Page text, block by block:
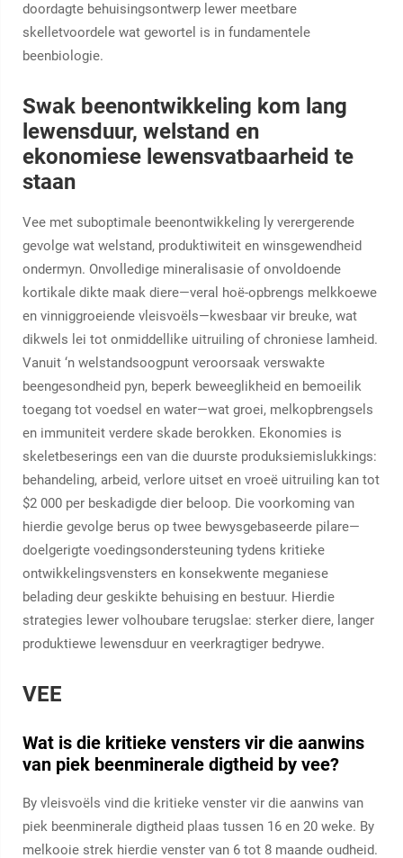
doordagte behuisingsontwerp lewer meetbare
skelletvoordele wat gewortel is in fundamentele
beenbiologie.
Swak beenontwikkeling kom lang
lewensduur, welstand en
ekonomiese lewensvatbaarheid te
staan
Vee met suboptimale beenontwikkeling ly verergerende
gevolge wat welstand, produktiwiteit en winsgewendheid
ondermyn. Onvolledige mineralisasie of onvoldoende
kortikale dikte maak diere—veral hoë-opbrengs melkkoewe
en vinniggroeiende vleisvoëls—kwesbaar vir breuke, wat
dikwels lei tot onmiddellike uitruiling of chroniese lamheid.
Vanuit ‘n welstandsoogpunt veroorsaak verswakte
beengesondheid pyn, beperk beweeglikheid en bemoeilik
toegang tot voedsel en water—wat groei, melkopbrengsels
en immuniteit verdere skade berokken. Ekonomies is
skeletbeserings een van die duurste produksiemislukkings:
behandeling, arbeid, verlore uitset en vroeë uitruiling kan tot
$2 000 per beskadigde dier beloop. Die voorkoming van
hierdie gevolge berus op twee bewysgebaseerde pilare—
doelgerigte voedingsondersteuning tydens kritieke
ontwikkelingsvensters en konsekwente meganiese
belading deur geskikte behuising en bestuur. Hierdie
strategies lewer volhoubare terugslae: sterker diere, langer
produktiewe lewensduur en veerkragtiger bedrywe.
VEE
Wat is die kritieke vensters vir die aanwins
van piek beenminerale digtheid by vee?
By vleisvoëls vind die kritieke venster vir die aanwins van
piek beenminerale digtheid plaas tussen 16 en 20 weke. By
melkooie strek hierdie venster van 6 tot 8 maande oudheid.